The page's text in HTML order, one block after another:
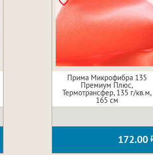
Прима Микрофибра 135
Премиум Плюс,
Термотрансфер, 135 г/кв.м,
165 см
172.00